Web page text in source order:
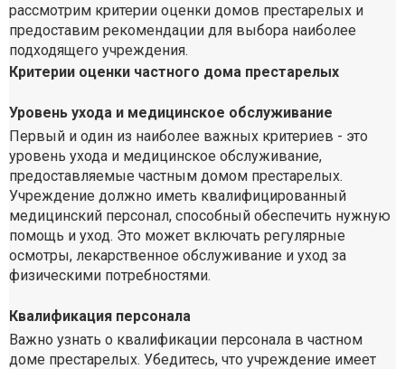
рассмотрим критерии оценки домов престарелых и
предоставим рекомендации для выбора наиболее
подходящего учреждения.
Критерии оценки частного дома престарелых
Уровень ухода и медицинское обслуживание
Первый и один из наиболее важных критериев - это
уровень ухода и медицинское обслуживание,
предоставляемые частным домом престарелых.
Учреждение должно иметь квалифицированный
медицинский персонал, способный обеспечить нужную
помощь и уход. Это может включать регулярные
осмотры, лекарственное обслуживание и уход за
физическими потребностями.
Квалификация персонала
Важно узнать о квалификации персонала в частном
доме престарелых. Убедитесь, что учреждение имеет